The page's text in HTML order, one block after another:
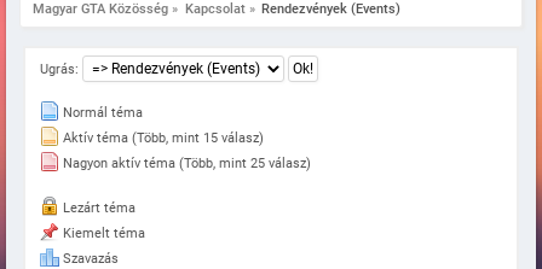
Magyar GTA Közösség » Kapcsolat » Rendezvények (Events)
Ugrás:
Normál téma
Aktív téma (Több, mint 15 válasz)
Nagyon aktív téma (Több, mint 25 válasz)
Lezárt téma
Kiemelt téma
Szavazás